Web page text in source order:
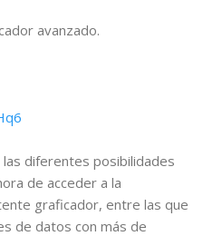
avanzado.
diferentes posibilidades
de acceder a la
graficador, entre las que
de datos con más de